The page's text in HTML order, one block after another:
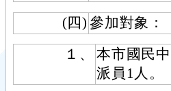
(四) 參加對象：
１、
本市國民
派員1人。